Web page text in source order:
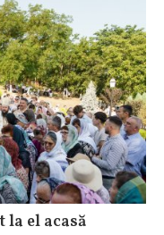
el acasă